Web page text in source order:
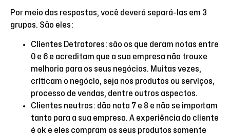
Por meio das respostas, você deverá separá-las em 3
grupos. São eles:
Clientes Detratores: são os que deram notas entre
0 e 6 e acreditam que a sua empresa não trouxe
melhoria para os seus negócios. Muitas vezes,
criticam o negócio, seja nos produtos ou serviços,
processo de vendas, dentre outros aspectos.
Clientes neutros: dão nota 7 e 8 e não se importam
tanto para a sua empresa. A experiência do cliente
é ok e eles compram os seus produtos somente